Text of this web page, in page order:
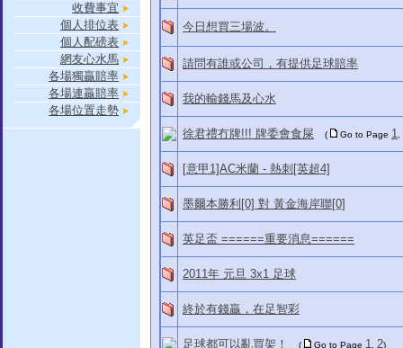
收費事宜
個人排位表
個人配磅表
網友心水馬
各場獨贏賠率
各場連贏賠率
各場位置走勢
今日想買三場波。
請問有誰或公司，有提供足球賠率
我的輸錢馬及心水
徐君禮冇牌!!! 牌委會食屎 ( Go to Page 1
[意甲1]AC米蘭 - 熱刺[英超4]
墨爾本勝利[0] 對 黃金海岸聯[0]
英足盃 ======重要消息======
2011年 元旦 3x1 足球
終於有錢贏，在足智彩
足球都可以亂買架！ ( Go to Page 1 2)